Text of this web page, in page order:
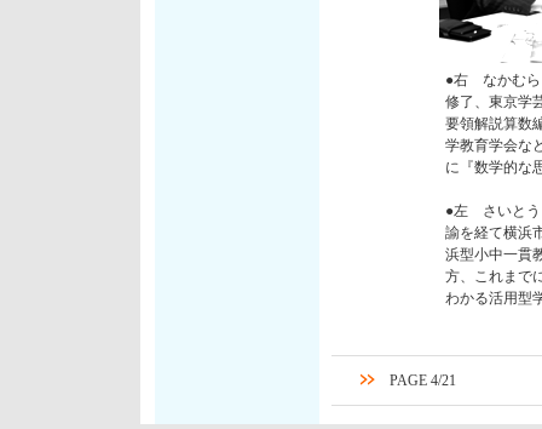
●右 なかむら
修了、東京学
要領解説算数
学教育学会な
に『数学的な
●左 さいとう
諭を経て横浜
浜型小中一貫
方、これまで
わかる活用型
PAGE 4/21